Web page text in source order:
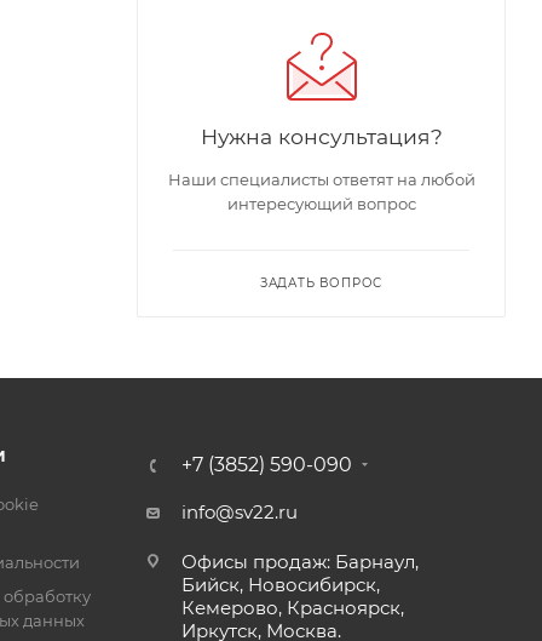
Нужна консультация?
Наши специалисты ответят на любой
интересующий вопрос
ЗАДАТЬ ВОПРОС
обработку
данных
+7 (3852) 590-090
info@sv22.ru
Офисы продаж: Барнаул,
Бийск, Новосибирск,
Кемерово, Красноярск,
Иркутск, Москва.